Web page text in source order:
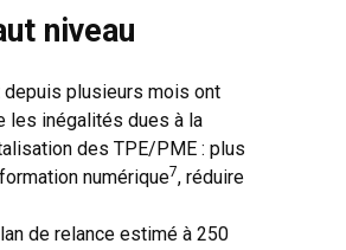
niveau
plusieurs mois ont
les inégalités dues à la
des TPE/PME : plus
numérique7, réduire
de relance estimé à 250